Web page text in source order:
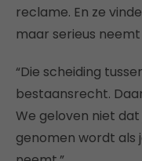
reclame. En ze
maar serieus
“Die scheiding
bestaansrecht.
We geloven niet
genomen wordt als